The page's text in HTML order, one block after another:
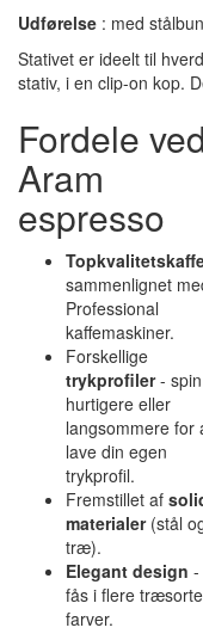
Udførelse : med
Stativet er ideelt til
stativ, i en clip-on kop.
Fordele ved
Aram
espresso
sammenlignet
Professional
kaffemaskiner.
Forskellige
trykprofiler- spin
hurtigere eller
langsommere for
lave din egen
trykprofil.
Fremstillet af
materialer(stål
træ).
Elegant design -
fås i flere
farver.